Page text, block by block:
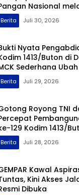
Nasional
Berita Juli 30, 2026
Nyata
1413/Buton di
Sederhana
Berita Juli 29, 2026
Royong TNI
129 Kodim 1413/
Berita Juli 28, 2026
Kawal
Kini Akses
Dibuka